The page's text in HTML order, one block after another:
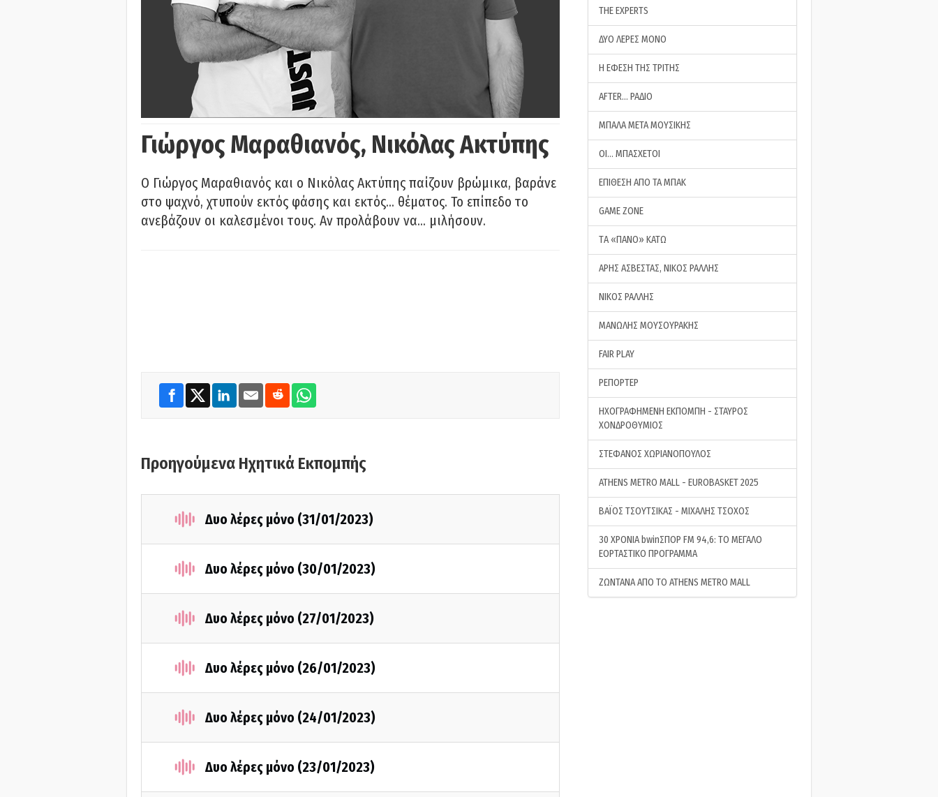
Γιώργος Μαραθιανός, Νικόλας Ακτύπης
Ο Γιώργος Μαραθιανός και ο Νικόλας Ακτύπης παίζουν βρώμικα, βαράνε
στο ψαχνό, χτυπούν εκτός φάσης και εκτός… θέματος. Το επίπεδο το
ανεβάζουν οι καλεσμένοι τους. Αν προλάβουν να… μιλήσουν.
Προηγούμενα Ηχητικά Εκπομπής
Δυο λέρες μόνο (31/01/2023)
Δυο λέρες μόνο (30/01/2023)
Δυο λέρες μόνο (27/01/2023)
Δυο λέρες μόνο (26/01/2023)
Δυο λέρες μόνο (24/01/2023)
Δυο λέρες μόνο (23/01/2023)
THE EXPERTS
ΔΥΟ ΛΕΡΕΣ ΜΟΝΟ
Η ΕΦΕΣΗ ΤΗΣ ΤΡΙΤΗΣ
AFTER… ΡΑΔΙΟ
ΜΠΑΛΑ ΜΕΤΑ ΜΟΥΣΙΚΗΣ
ΟΙ… ΜΠΑΣΧΕΤΟΙ
ΕΠΙΘΕΣΗ ΑΠΟ ΤΑ ΜΠΑΚ
GAME ZONE
ΤA «ΠΑΝΟ» ΚΑΤΩ
ΑΡΗΣ ΑΣΒΕΣΤΑΣ, ΝΙΚΟΣ ΡΑΛΛΗΣ
ΝΙΚΟΣ ΡΑΛΛΗΣ
ΜΑΝΩΛΗΣ ΜΟΥΣΟΥΡΑΚΗΣ
FAIR PLAY
ΡΕΠΟΡΤΕΡ
ΗΧΟΓΡΑΦΗΜΕΝΗ ΕΚΠΟΜΠΗ - ΣΤΑΥΡΟΣ
ΧΟΝΔΡΟΘΥΜΙΟΣ
ΣΤΕΦΑΝΟΣ ΧΩΡΙΑΝΟΠΟΥΛΟΣ
ATHENS METRO MALL - EUROBASKET 2025
ΒΑΪΟΣ ΤΣΟΥΤΣΙΚΑΣ - ΜΙΧΑΛΗΣ ΤΣΟΧΟΣ
30 ΧΡΟΝΙΑ bwinΣΠΟΡ FM 94,6: ΤΟ ΜΕΓΑΛΟ
ΕΟΡΤΑΣΤΙΚΟ ΠΡΟΓΡΑΜΜΑ
ΖΩΝΤΑΝΑ ΑΠΟ ΤΟ ATHENS METRO MALL